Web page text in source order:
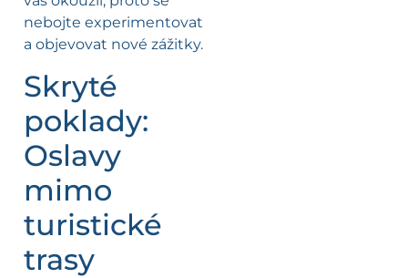
nebojte experimentovat
a objevovat nové zážitky.
Skryté
poklady:
Oslavy
mimo
turistické
trasy